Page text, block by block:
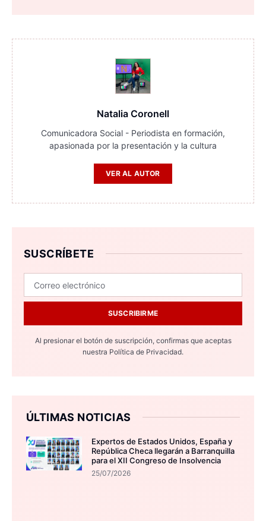
Natalia Coronell
Comunicadora Social - Periodista en formación,
apasionada por la presentación y la cultura
VER AL AUTOR
SUSCRÍBETE
SUSCRIBIRME
Al presionar el botón de suscripción, confirmas que aceptas
nuestra Política de Privacidad.
ÚLTIMAS NOTICIAS
Expertos de Estados Unidos, España y
República Checa llegarán a Barranquilla
para el XII Congreso de Insolvencia
25/07/2026